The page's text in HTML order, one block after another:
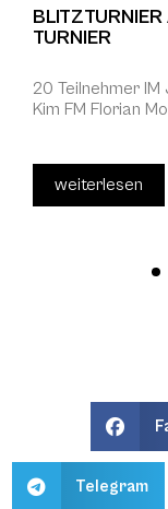
TURNIER
20 Teilnehmer
Kim FM Florian
weiterlesen
Telegram